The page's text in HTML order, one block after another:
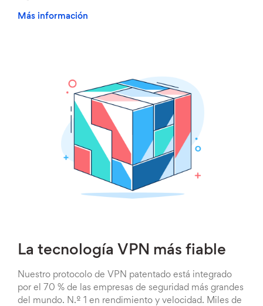
Más información
La tecnología VPN más fiable
Nuestro protocolo de VPN patentado está integrado
por el 70 % de las empresas de seguridad más grandes
del mundo. N.º 1 en rendimiento y velocidad. Miles de